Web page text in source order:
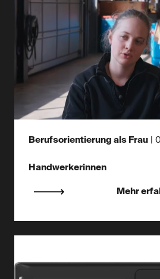
Berufsorientierung als Frau
Handwerkerinnen
Mehr